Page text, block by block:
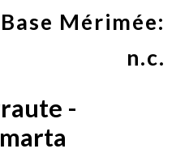
Mérimée:
n.c.
-